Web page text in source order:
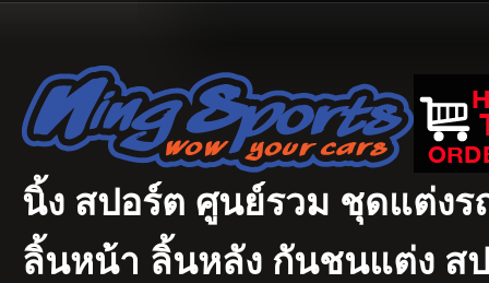
นิ้ง สปอร์ต ศูนย์รวม ชุดแต่งร
ลิ้นหน้า ลิ้นหลัง กันชนแต่ง สป